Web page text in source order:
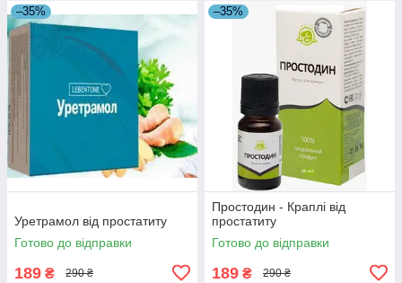
–35%
Уретрамол від простатиту
Готово до відправки
189 ₴ 290 ₴
–35%
Простодин - Краплі від
простатиту
Готово до відправки
189 ₴ 290 ₴